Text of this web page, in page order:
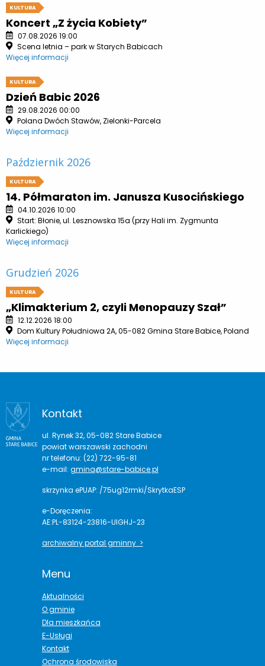
KULTURA
Koncert „Z życia Kobiety”
07.08.2026 19:00
Scena letnia – park w Starych Babicach
Więcej informacji
KULTURA
Dzień Babic 2026
29.08.2026 00:00
Polana Dwóch Stawów, Zielonki-Parcela
Więcej informacji
Październik 2026
KULTURA
14. Półmaraton im. Janusza Kusocińskiego
04.10.2026 10:00
Start: Błonie, ul. Lesznowska 15a (przy Hali im. Zygmunta
Karlickiego)
Więcej informacji
Grudzień 2026
KULTURA
„Klimakterium 2, czyli Menopauzy Szał”
12.12.2026 18:00
Dom Kultury Południowa 2A, 05-082 Gmina Stare Babice, Poland
Więcej informacji
Kontakt
ul. Rynek 32, 05-082 Stare Babice
powiat warszawski zachodni
nr telefonu: (22) 722-95-81
e-mail: gmina@stare-babice.pl
skrzynka ePUAP: /75ug12rmki/SkrytkaESP
e-Doręczenia:
AE:PL-83124-23816-UIGHJ-23
archiwalny portal gminny >
Menu
Aktualności
O gminie
Dla mieszkańca
E-Usługi
Kontakt
Ochrona środowiska